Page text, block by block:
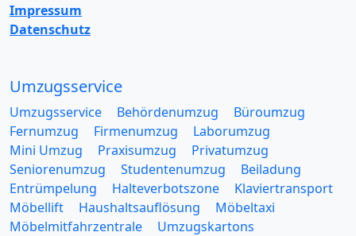
Impressum
Datenschutz
Umzugsservice
Umzugsservice Behördenumzug
Büroumzug
Fernumzug
Firmenumzug
Laborumzug
Mini Umzug
Praxisumzug
Privatumzug
Seniorenumzug
Studentenumzug
Beiladung
Entrümpelung
Halteverbotszone
Klaviertransport
Möbellift
Haushaltsauflösung
Möbeltaxi
Möbelmitfahrzentrale
Umzugskartons